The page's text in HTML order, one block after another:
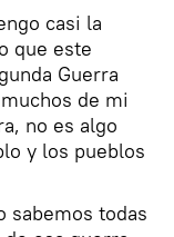
casi la
que este
Guerra
de mi
no es algo
y los pueblos
sabemos todas